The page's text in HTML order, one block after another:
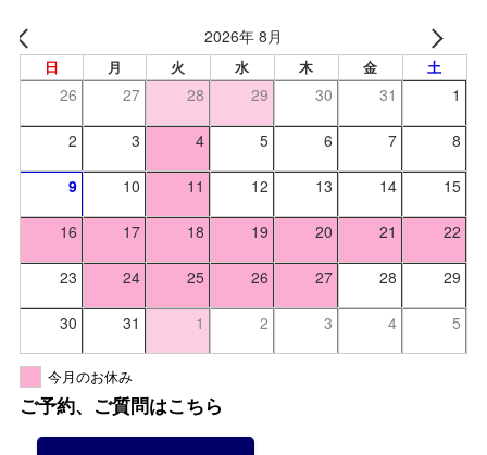
2026年 8月
日 月 火 水 木 金 土
26 27 28 29 30 31 1
2 3 4 5 6 7 8
9 10 11 12 13 14 15
16 17 18 19 20 21 22
23 24 25 26 27 28 29
30 31 1 2 3 4 5
今月のお休み
ご予約、ご質問はこちら